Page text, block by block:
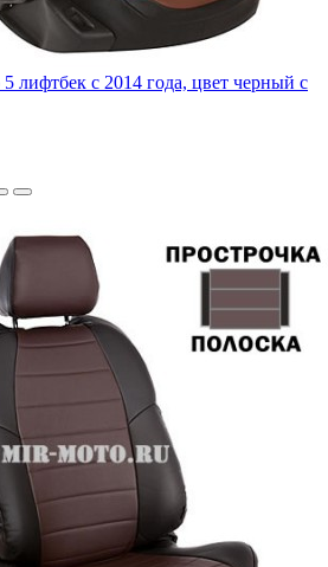
лифтбек с 2014 года, цвет черный с